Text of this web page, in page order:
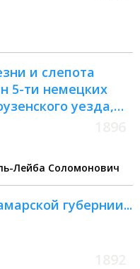
и слепота
5-ти немецких
уезда,
(по данным
Лейба Соломонович
губернии...